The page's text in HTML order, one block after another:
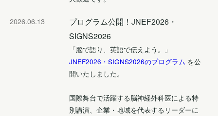
2026.06.13
プログラム公開！JNEF2026・
SIGNS2026
「脳で語り、英語で伝えよう。」
JNEF2026・SIGNS2026のプログラム を公
開いたしました。
国際舞台で活躍する脳神経外科医による特
別講演、企業・地域を代表するリーダーに